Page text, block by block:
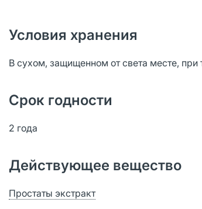
Условия хранения
В сухом, защищенном от света месте, при
Срок годности
2 года
Действующее вещество
Простаты экстракт